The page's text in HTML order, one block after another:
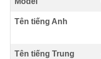
Tên tiếng Anh
Tên tiếng Trung